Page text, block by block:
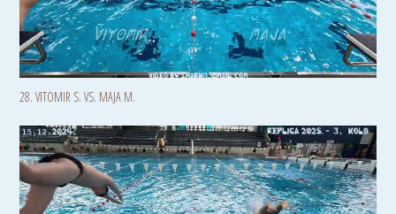
28. VITOMIR S. VS. MAJA M.